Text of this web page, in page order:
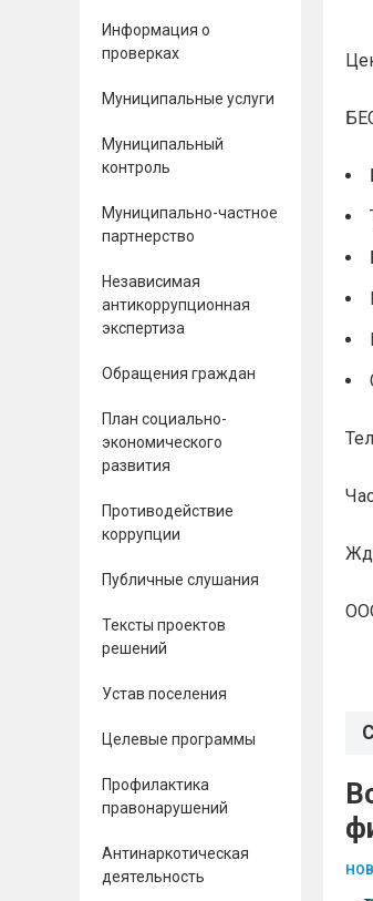
Информация о
проверках
Муниципальные услуги
Муниципальный
контроль
Муниципально-частное
партнерство
Независимая
антикоррупционная
экспертиза
Обращения граждан
План социально-
экономического
развития
Противодействие
коррупции
Публичные слушания
Тексты проектов
решений
Устав поселения
Целевые программы
Профилактика
правонарушений
Антинаркотическая
деятельность